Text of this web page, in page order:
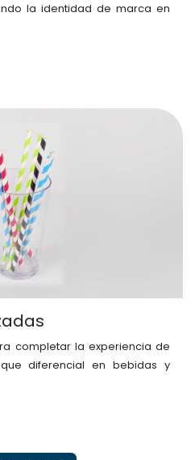
la identidad de marca en
completar la experiencia de
diferencial en bebidas y